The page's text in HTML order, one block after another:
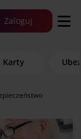
Zaloguj
Karty